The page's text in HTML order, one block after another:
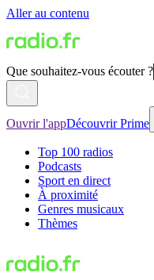
Aller au contenu
Que souhaitez-vous écouter ?
Ouvrir l'appDécouvrir Prime
Top 100 radios
Podcasts
Sport en direct
À proximité
Genres musicaux
Thèmes